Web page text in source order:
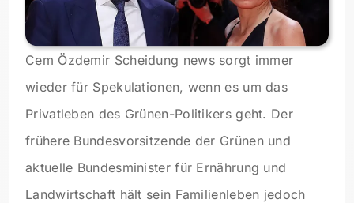
Cem Özdemir Scheidung news sorgt immer
wieder für Spekulationen, wenn es um das
Privatleben des Grünen-Politikers geht. Der
frühere Bundesvorsitzende der Grünen und
aktuelle Bundesminister für Ernährung und
Landwirtschaft hält sein Familienleben jedoch